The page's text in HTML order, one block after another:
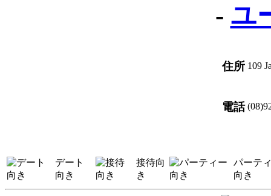
- ユ
住所 109
電話
デート
向き
接待向
き
パーテ
向き